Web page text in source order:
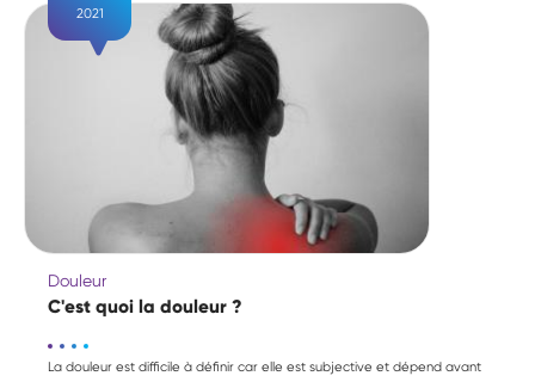
2021
Douleur
C'est quoi la douleur ?
La douleur est difficile à définir car elle est subjective et dépend avant